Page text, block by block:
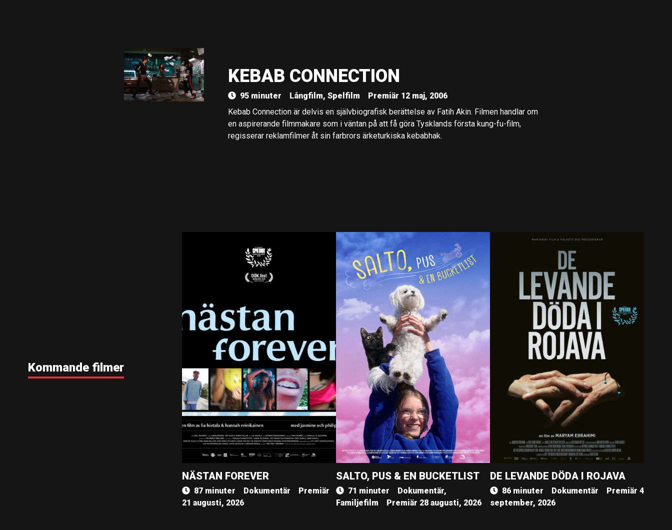
KEBAB CONNECTION
95 minuter Långfilm, Spelfilm
Premiär 12 maj, 2006
Kebab Connection är delvis en självbiografisk berättelse av Fatih Akin. Filmen handlar om
en aspirerande filmmakare som i väntan på att få göra Tysklands första kung-fu-film,
regisserar reklamfilmer åt sin farbrors ärketurkiska kebabhak.
Kommande filmer
NÄSTAN FOREVER
87 minuter Dokumentär
Premiär
21 augusti, 2026
SALTO, PUS & EN BUCKETLIST
71 minuter
Dokumentär,
Familjefilm
Premiär 28 augusti, 2026
DE LEVANDE DÖDA I ROJAVA
86 minuter Dokumentär
Premiär 4
september, 2026